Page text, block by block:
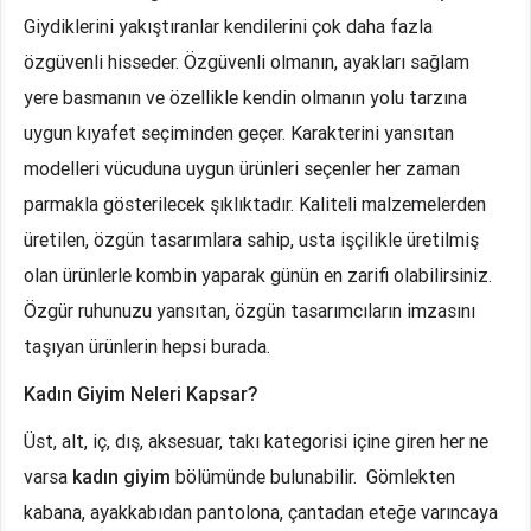
Giydiklerini yakıştıranlar kendilerini çok daha fazla
özgüvenli hisseder. Özgüvenli olmanın, ayakları sağlam
yere basmanın ve özellikle kendin olmanın yolu tarzına
uygun kıyafet seçiminden geçer. Karakterini yansıtan
modelleri vücuduna uygun ürünleri seçenler her zaman
parmakla gösterilecek şıklıktadır. Kaliteli malzemelerden
üretilen, özgün tasarımlara sahip, usta işçilikle üretilmiş
olan ürünlerle kombin yaparak günün en zarifi olabilirsiniz.
Özgür ruhunuzu yansıtan, özgün tasarımcıların imzasını
taşıyan ürünlerin hepsi burada.
Kadın Giyim Neleri Kapsar?
Üst, alt, iç, dış, aksesuar, takı kategorisi içine giren her ne
varsa kadın giyim bölümünde bulunabilir. Gömlekten
kabana, ayakkabıdan pantolona, çantadan eteğe varıncaya